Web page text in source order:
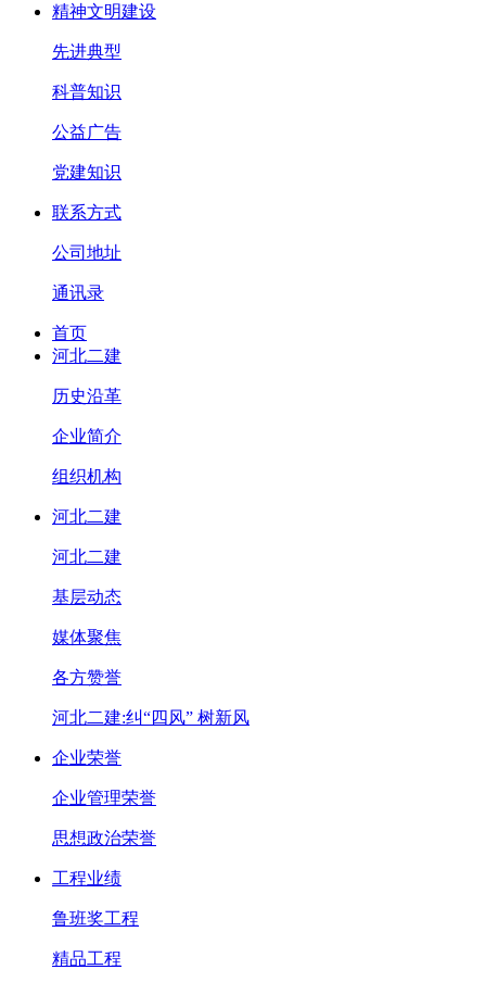
精神文明建设
先进典型
科普知识
公益广告
党建知识
联系方式
公司地址
通讯录
首页
河北二建
历史沿革
企业简介
组织机构
河北二建
河北二建
基层动态
媒体聚焦
各方赞誉
河北二建:纠“四风” 树新风
企业荣誉
企业管理荣誉
思想政治荣誉
工程业绩
鲁班奖工程
精品工程